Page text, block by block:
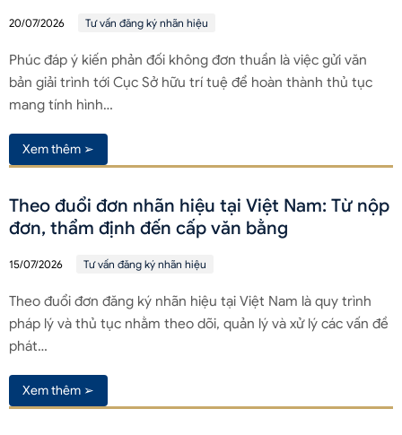
20/07/2026 Tư vấn đăng ký nhãn hiệu
Phúc đáp ý kiến phản đối không đơn thuần là việc gửi văn
bản giải trình tới Cục Sở hữu trí tuệ để hoàn thành thủ tục
mang tính hình…
Xem thêm ➢
Theo đuổi đơn nhãn hiệu tại Việt Nam: Từ nộp
đơn, thẩm định đến cấp văn bằng
15/07/2026 Tư vấn đăng ký nhãn hiệu
Theo đuổi đơn đăng ký nhãn hiệu tại Việt Nam là quy trình
pháp lý và thủ tục nhằm theo dõi, quản lý và xử lý các vấn đề
phát…
Xem thêm ➢